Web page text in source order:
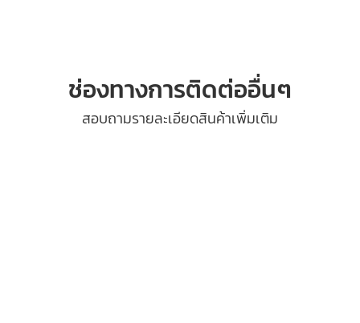
ช่องทางการติดต่ออื่นๆ
สอบถามรายละเอียดสินค้าเพิ่มเติม